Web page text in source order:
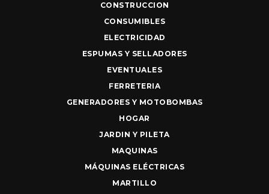
CONSTRUCCION
CONSUMIBLES
ELECTRICIDAD
ESPUMAS Y SELLADORES
EVENTUALES
FERRETERIA
GENERADORES Y MOTOBOMBAS
HOGAR
JARDIN Y PILETA
MAQUINAS
MÁQUINAS ELÉCTRICAS
MARTILLO